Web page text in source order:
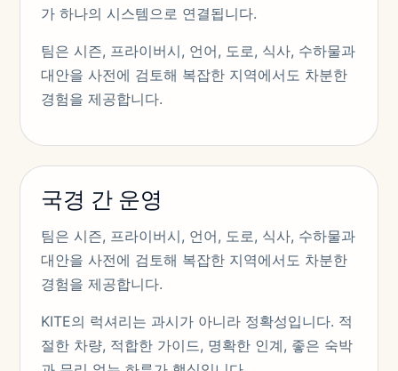
가 하나의 시스템으로 연결됩니다.
팀은 시즌, 프라이버시, 언어, 도로, 식사, 수하물과
대안을 사전에 검토해 복잡한 지역에서도 차분한
경험을 제공합니다.
국경 간 운영
팀은 시즌, 프라이버시, 언어, 도로, 식사, 수하물과
대안을 사전에 검토해 복잡한 지역에서도 차분한
경험을 제공합니다.
KITE의 럭셔리는 과시가 아니라 정확성입니다. 적
절한 차량, 적합한 가이드, 명확한 인계, 좋은 숙박